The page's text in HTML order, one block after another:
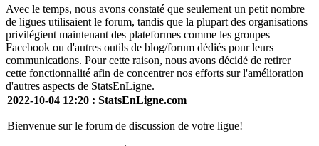
Avec le temps, nous avons constaté que seulement un petit nombre
de ligues utilisaient le forum, tandis que la plupart des organisations
privilégient maintenant des plateformes comme les groupes
Facebook ou d'autres outils de blog/forum dédiés pour leurs
communications. Pour cette raison, nous avons décidé de retirer
cette fonctionnalité afin de concentrer nos efforts sur l'amélioration
d'autres aspects de StatsEnLigne.
2022-10-04 12:20 : StatsEnLigne.com
Bienvenue sur le forum de discussion de votre ligue!